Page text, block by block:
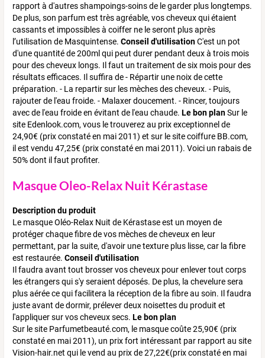
rapport à d'autres shampoings-soins de le garder plus longtemps.
De plus, son parfum est très agréable, vos cheveux qui étaient
cassants et impossibles à coiffer ne le seront plus après
l’utilisation de Masquintense. Conseil d'utilisationC'est un pot
d'une quantité de 200ml qui peut durer pendant deux à trois mois
pour des cheveux longs. Il faut un traitement de six mois pour des
résultats efficaces. Il suffira de - Répartir une noix de cette
préparation. - La repartir sur les mèches des cheveux. - Puis,
rajouter de l'eau froide. - Malaxer doucement. - Rincer, toujours
avec de l'eau froide en évitant de l'eau chaude. Le bon planSur le
site Edenlook.com, vous le trouverez au prix exceptionnel de
24,90€ (prix constaté en mai 2011) et sur le site coiffure BB.com,
il est vendu 47,25€ (prix constaté en mai 2011). Voici un rabais de
50% dont il faut profiter.
Masque Oleo-Relax Nuit Kérastase
Description du produit
Le masque Oléo-Relax Nuit de Kérastase est un moyen de
protéger chaque fibre de vos mèches de cheveux en leur
permettant, par la suite, d'avoir une texture plus lisse, car la fibre
est restaurée. Conseil d'utilisation
Il faudra avant tout brosser vos cheveux pour enlever tout corps
les étrangers qui s'y seraient déposés. De plus, la chevelure sera
plus aérée ce qui facilitera la réception de la fibre au soin. Il faudra
juste avant de dormir, prélever deux noisettes du produit et
l'appliquer sur vos cheveux secs. Le bon plan
Sur le site Parfumetbeauté.com, le masque coûte 25,90€ (prix
constaté en mai 2011), un prix fort intéressant par rapport au site
Vision-hair.net qui le vend au prix de 27,22€(prix constaté en mai